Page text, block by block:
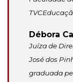
Débora
Juíza de
José dos
graduada